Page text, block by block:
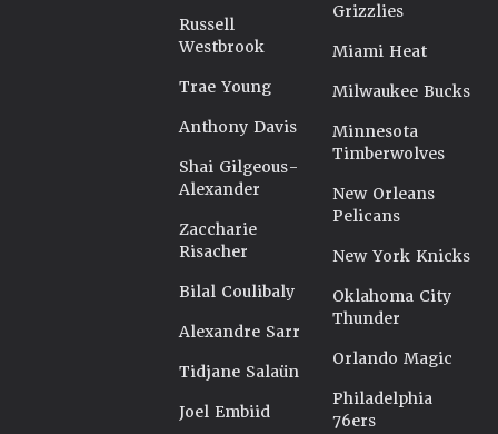
Russell
Westbrook
Trae Young
Anthony Davis
Shai Gilgeous-
Alexander
Zaccharie
Risacher
Bilal Coulibaly
Alexandre Sarr
Tidjane Salaün
Joel Embiid
Grizzlies
Miami Heat
Milwaukee Bucks
Minnesota
Timberwolves
New Orleans
Pelicans
New York Knicks
Oklahoma City
Thunder
Orlando Magic
Philadelphia
76ers